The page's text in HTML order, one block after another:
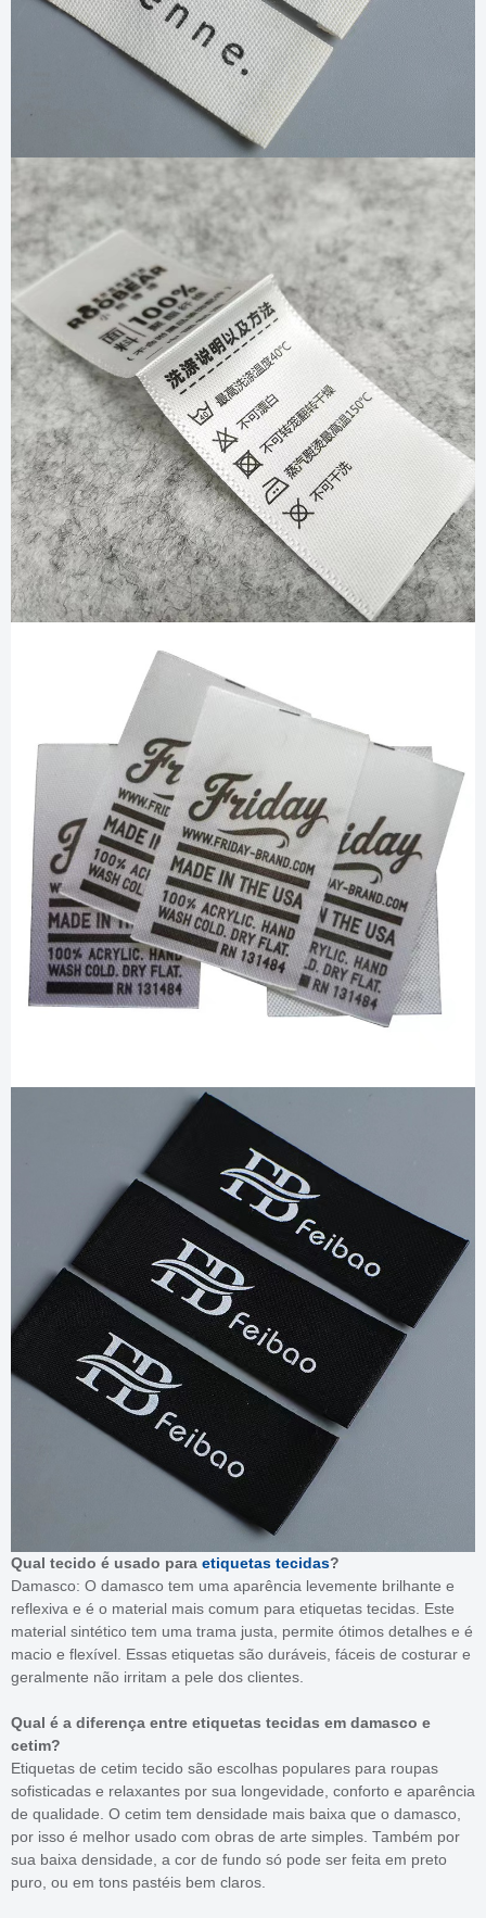
Qual tecido é usado para etiquetas tecidas?
Damasco: O damasco tem uma aparência levemente brilhante e
reflexiva e é o material mais comum para etiquetas tecidas. Este
material sintético tem uma trama justa, permite ótimos detalhes e é
macio e flexível. Essas etiquetas são duráveis, fáceis de costurar e
geralmente não irritam a pele dos clientes.
Qual é a diferença entre etiquetas tecidas em damasco e
cetim?
Etiquetas de cetim tecido são escolhas populares para roupas
sofisticadas e relaxantes por sua longevidade, conforto e aparência
de qualidade. O cetim tem densidade mais baixa que o damasco,
por isso é melhor usado com obras de arte simples. Também por
sua baixa densidade, a cor de fundo só pode ser feita em preto
puro, ou em tons pastéis bem claros.